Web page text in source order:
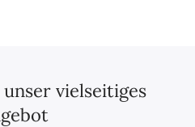
vielseitiges